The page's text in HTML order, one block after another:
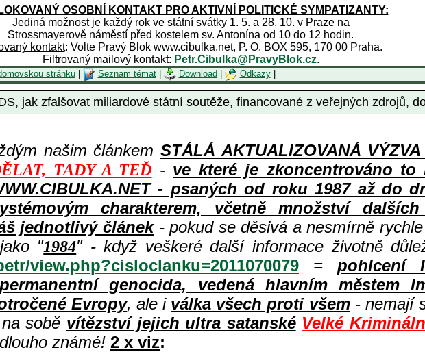
OSOBNÍ KONTAKT PRO AKTIVNÍ POLITICKÉ SYMPATIZANTY:
Jediná možnost je každý rok ve státní svátky 1. 5. a 28. 10. v Praze na
Strossmayerově náměstí před kostelem sv. Antonína od 10 do 12 hodin.
kontakt: Volte Pravý Blok www.cibulka.net, P. O. BOX 595, 170 00 Praha.
Filtrovaný mailový kontakt: Petr.Cibulka@PravyBlok.cz.
stránku| Seznam témat| Download Odkazy|
jak zfalšovat miliardové státní soutěže, financované z veřejných zdrojů,
našim článkem STÁLÁ AKTUALIZOVANÁ
TADY A TEĎ - ve které je zkoncentrováno
- psaných od roku 1987 až
charakterem, včetně množství
jednotlivý článek- pokud se děsivá a nesmírně
"1984" - když veškeré další informace životně
view.php?cisloclanku=2011070079 = pohlcení
genocida, vedená hlavním městem
Evropy, ale i válka všech proti všem- nemají
sobě vítězství jejich ultra satanské Velké
známé! 2 x viz: